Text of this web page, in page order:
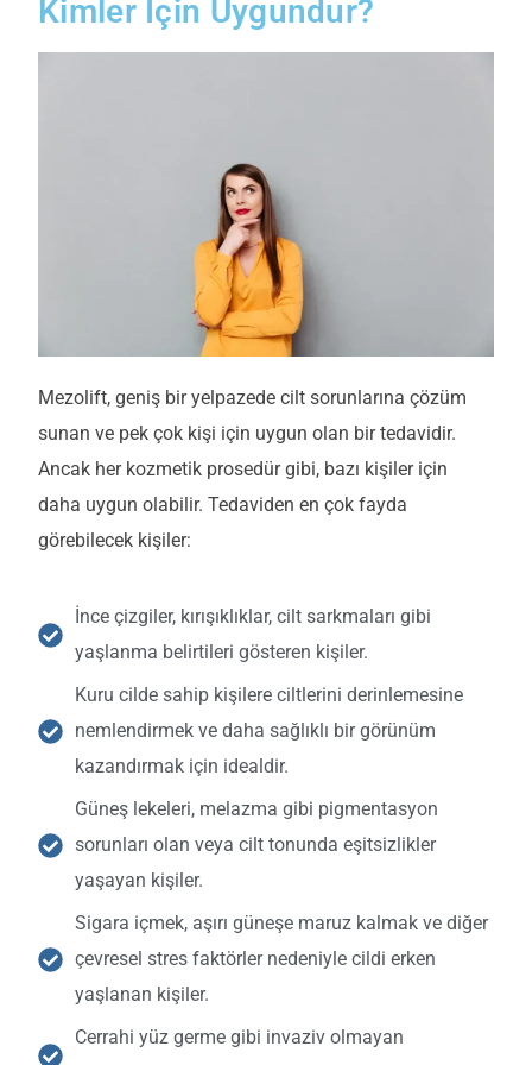
Kimler İçin Uygundur?
Mezolift, geniş bir yelpazede cilt sorunlarına çözüm
sunan ve pek çok kişi için uygun olan bir tedavidir.
Ancak her kozmetik prosedürgibi, bazı kişiler için
daha uygun olabilir. Tedaviden en çok fayda
görebilecek kişiler:
İnce çizgiler, kırışıklıklar, cilt sarkmaları gibi
yaşlanma belirtileri gösteren kişiler.
Kuru cilde sahip kişilere ciltlerini derinlemesine
nemlendirmek ve daha sağlıklı bir görünüm
kazandırmak için idealdir.
Güneş lekeleri, melazma gibi pigmentasyon
sorunları olan veya cilt tonunda eşitsizlikler
yaşayan kişiler.
Sigara içmek, aşırı güneşe maruz kalmak ve diğer
çevresel stres faktörler nedeniyle cildi erken
yaşlanan kişiler.
Cerrahi yüz germe gibi invaziv olmayan